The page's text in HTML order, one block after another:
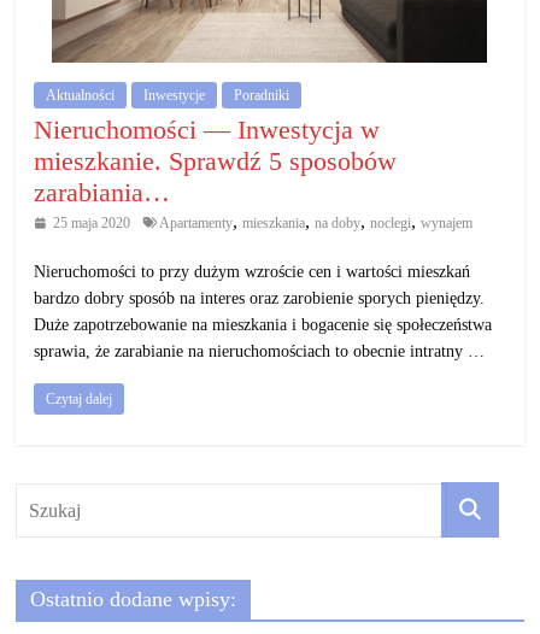
gospodarczą.
Porady
biznesowe
Aktualności Inwestycje Poradniki
Nieruchomości — Inwestycja w
mieszkanie. Sprawdź 5 sposobów
zarabiania…
25 maja 2020 Apartamenty, mieszkania, na doby, noclegi, wynajem
Nieruchomości to przy dużym wzroście cen i wartości mieszkań
bardzo dobry sposób na interes oraz zarobienie sporych pieniędzy.
Duże zapotrzebowanie na mieszkania i bogacenie się społeczeństwa
sprawia, że zarabianie na nieruchomościach to obecnie intratny …
Czytaj dalej
Ostatnio dodane wpisy: